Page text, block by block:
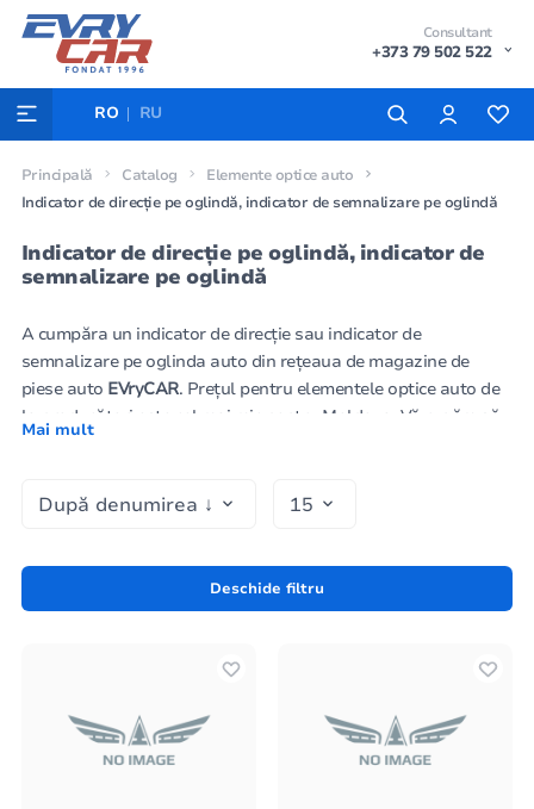
Consultant
+373 79 502 522
RO RU
Principală Catalog
Elemente optice auto
Indicator de direcție pe oglindă, indicator de semnalizare pe oglindă
Indicator de direcție pe oglindă, indicator de
semnalizare pe oglindă
A cumpăra un indicator de direcție sau indicator de
semnalizare pe oglinda auto din rețeaua de magazine de
piese auto EVryCAR. Prețul pentru elementele optice auto de
la producători este cel mai mic pentru Moldova. Vă rugăm să
Specialiștii vor fi bucuroși să vă ajute să alegeți piesa
, pentru a le reda strălucirea originală,
transparența și pentru a economisi bani.
Mai mult
Deschide filtru